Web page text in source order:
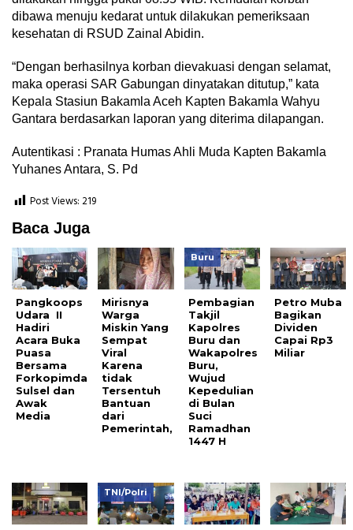
dibawa menuju kedarat untuk dilakukan pemeriksaan
kesehatan di RSUD Zainal Abidin.
“Dengan berhasilnya korban dievakuasi dengan selamat,
maka operasi SAR Gabungan dinyatakan ditutup,” kata
Kepala Stasiun Bakamla Aceh Kapten Bakamla Wahyu
Gantara berdasarkan laporan yang diterima dilapangan.
Autentikasi : Pranata Humas Ahli Muda Kapten Bakamla
Yuhanes Antara, S. Pd
Post Views:219
Baca Juga
Pangkoops
Udara II
Hadiri
Acara Buka
Puasa
Bersama
Forkopimda
Sulsel dan
Awak
Media
Mirisnya
Warga
Miskin Yang
Sempat
Viral
Karena
tidak
Tersentuh
Bantuan
dari
Pemerintah,
Buru
Pembagian
Takjil
Kapolres
Buru dan
Wakapolres
Buru,
Wujud
Kepedulian
di Bulan
Suci
Ramadhan
1447 H
Petro Muba
Bagikan
Dividen
Capai Rp3
Miliar
TNI/Polri